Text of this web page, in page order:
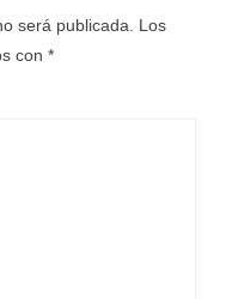
será publicada.
Los
con *